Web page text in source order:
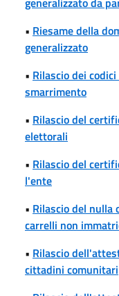
• Riesame della
generalizzato
• Rilascio dei
smarrimento
• Rilascio del
elettorali
• Rilascio del
l'ente
• Rilascio del
carrelli non
• Rilascio
cittadini comunitari